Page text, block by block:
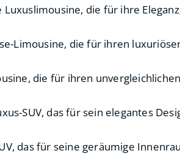
Luxuslimousine, die für ihre
Limousine, die für ihren
die für ihren
SUV, das für sein elegantes
das für seine geräumige